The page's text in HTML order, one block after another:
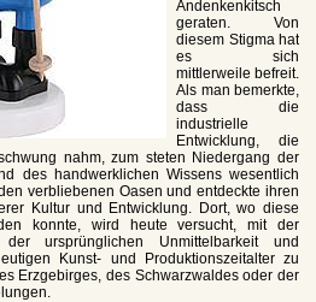
Andenkenkitsch
geraten. Von
diesem Stigma hat
es sich
mittlerweile befreit.
Als man bemerkte,
dass die
industrielle
Entwicklung, die
nahm, zum steten Niedergang der
des handwerklichen Wissens wesentlich
verbliebenen Oasen und entdeckte ihren
Kultur und Entwicklung. Dort, wo diese
konnte, wird heute versucht, mit der
der ursprünglichen Unmittelbarkeit und
Kunst- und Produktionszeitalter zu
Erzgebirges, des Schwarzwaldes oder der